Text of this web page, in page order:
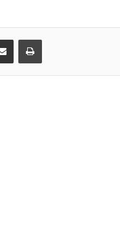
Share via Email Print